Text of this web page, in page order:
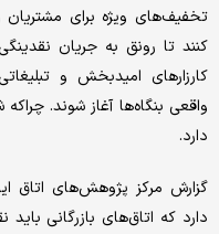
تخفیف‌های ویژه برای مشتریان
کنند تا رونق به جریان
کارزارهای امیدبخش و
واقعی بنگاه‌ها آغاز شوند.
دارد.
گزارش مرکز پژوهش‌های اتاق
دارد که اتاق‌های بازرگانی